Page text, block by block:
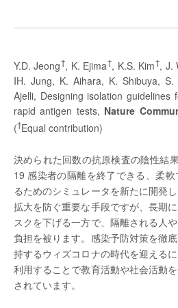
Y.D. Jeong†, K. Ejima†, K.S. Kim†, J.
IH. Jung, K. Aihara, K. Shibuya,
Ajelli, Designing isolation guidelines
rapid antigen tests, Nature
(†Equal contribution)
決められた回数の抗原検査の陰性結
19 感染者の隔離を終了できる、柔
るためのシミュレータを新たに開発
拡大を防ぐ重要な手段ですが、長期
スクを下げる一方で、隔離される人
負担を被ります。感染予防対策を徹
持するウィズコロナの時代を迎える
利用することで教育活動や社会活動
されています。